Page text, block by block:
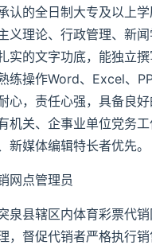
认的全日制大专及以上
义理论、行政管理、新
实的文字功底，能独立
练操作Word、Excel、
心，责任心强，具备良
机关、企事业单位党务
新媒体编辑特长者优先。
网点管理员
泉县辖区内体育彩票代
，督促代销者严格执行销